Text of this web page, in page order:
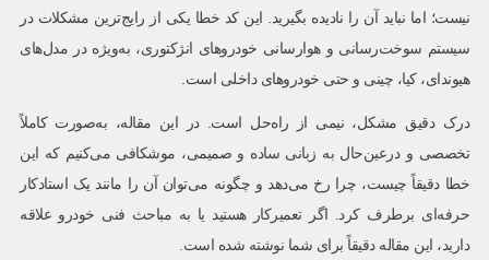
نیست؛ اما نباید آن را نادیده بگیرید. این کد خطا یکی از رایج‌ترین مشکلات در
سیستم سوخت‌رسانی و هوارسانی خودروهای انژکتوری، به‌ویژه در مدل‌های
هیوندای، کیا، چینی و حتی خودروهای داخلی است.
درک دقیق مشکل، نیمی از راه‌حل است. در این مقاله، به‌صورت کاملاً
تخصصی و درعین‌حال به زبانی ساده و صمیمی، موشکافی می‌کنیم که این
خطا دقیقاً چیست، چرا رخ می‌دهد و چگونه می‌توان آن را مانند یک استادکار
حرفه‌ای برطرف کرد. اگر تعمیرکار هستید یا به مباحث فنی خودرو علاقه
دارید، این مقاله دقیقاً برای شما نوشته شده است.